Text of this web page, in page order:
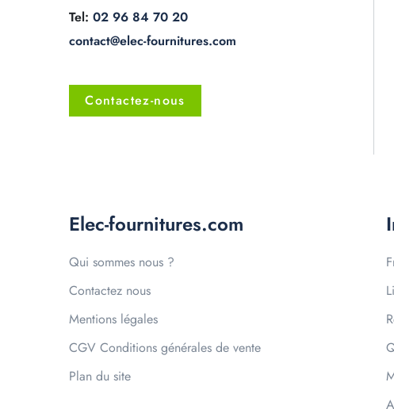
Tel: 02 96 84 70 20
contact@elec-fournitures.com
Contactez-nous
Elec-fournitures.com
Qui sommes nous ?
Contactez nous
Mentions légales
CGV Conditions générales de vente
Plan du site